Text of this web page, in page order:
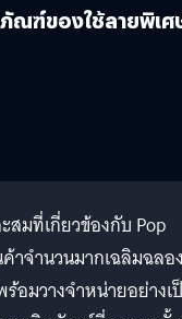
ณฑ์ของใช้ลายพิเศ
มที่เกี่ยวข้องกับ Pop
าจำนวนมากเฉลิมฉลอ
อมวางจำหน่ายอย่างเ